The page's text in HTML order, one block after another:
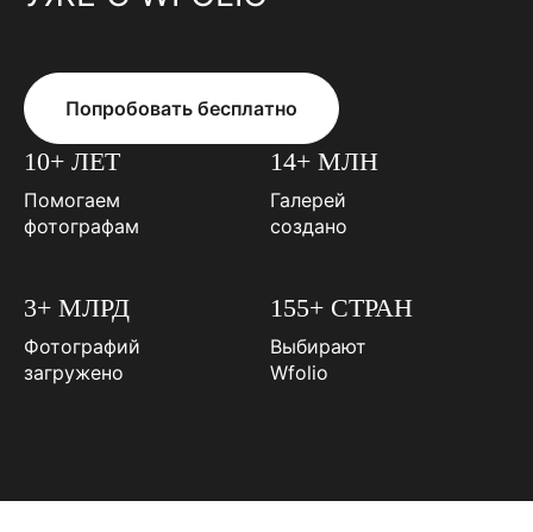
Попробовать бесплатно
10+ ЛЕТ
Помогаем
фотографам
14+ МЛН
Галерей
создано
3+ МЛРД
Фотографий
загружено
155+ СТРАН
Выбирают
Wfolio